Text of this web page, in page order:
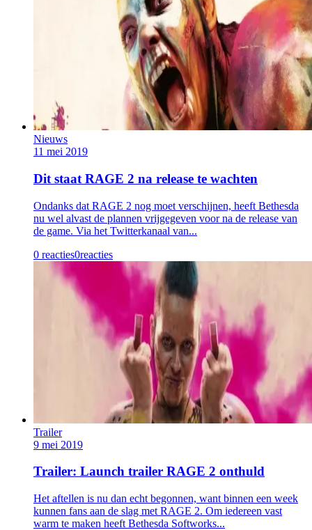
Nieuws
11 mei 2019
Dit staat RAGE 2 na release te wachten
Ondanks dat RAGE 2 nog moet verschijnen, heeft Bethesda
nu wel alvast de plannen vrijgegeven voor na de release van
de game. Via het Twitterkanaal van...
0 reacties0reacties
Trailer
9 mei 2019
Trailer: Launch trailer RAGE 2 onthuld
Het aftellen is nu dan echt begonnen, want binnen een week
kunnen fans aan de slag met RAGE 2. Om iedereen vast
warm te maken heeft Bethesda Softworks...